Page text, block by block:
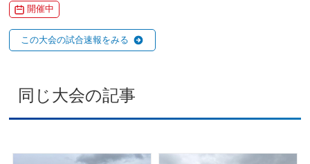
開催中
この大会の試合速報をみる
同じ大会の記事